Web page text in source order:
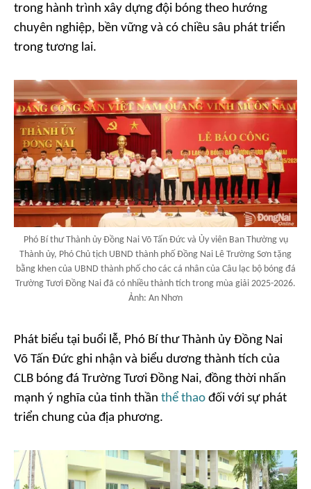
trong hành trình xây dựng đội bóng theo hướng
chuyên nghiệp, bền vững và có chiều sâu phát triển
trong tương lai.
Phó Bí thư Thành ủy Đồng Nai Võ Tấn Đức và Ủy viên Ban Thường vụ
Thành ủy, Phó Chủ tịch UBND thành phố Đồng Nai Lê Trường Sơn tặng
bằng khen của UBND thành phố cho các cá nhân của Câu lạc bộ bóng đá
Trường Tươi Đồng Nai đã có nhiều thành tích trong mùa giải 2025-2026.
Ảnh: An Nhơn
Phát biểu tại buổi lễ, Phó Bí thư Thành ủy Đồng Nai
Võ Tấn Đức ghi nhận và biểu dương thành tích của
CLB bóng đá Trường Tươi Đồng Nai, đồng thời nhấn
mạnh ý nghĩa của tinh thần thể thao đối với sự phát
triển chung của địa phương.